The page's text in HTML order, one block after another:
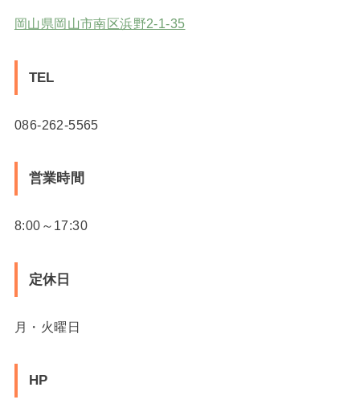
岡山県岡山市南区浜野2-1-35
TEL
086-262-5565
営業時間
8:00～17:30
定休日
月・火曜日
HP